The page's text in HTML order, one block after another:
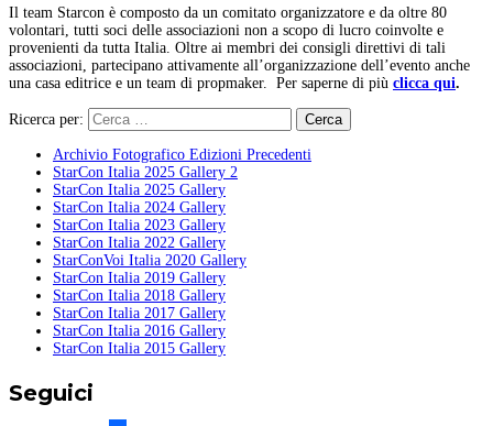
Il team Starcon è composto da un comitato organizzatore e da oltre 80
volontari, tutti soci delle associazioni non a scopo di lucro coinvolte e
provenienti da tutta Italia. Oltre ai membri dei consigli direttivi di tali
associazioni, partecipano attivamente all’organizzazione dell’evento anche
una casa editrice e un team di propmaker. Per saperne di più clicca qui.
Ricerca per:
Archivio Fotografico Edizioni Precedenti
StarCon Italia 2025 Gallery 2
StarCon Italia 2025 Gallery
StarCon Italia 2024 Gallery
StarCon Italia 2023 Gallery
StarCon Italia 2022 Gallery
StarConVoi Italia 2020 Gallery
StarCon Italia 2019 Gallery
StarCon Italia 2018 Gallery
StarCon Italia 2017 Gallery
StarCon Italia 2016 Gallery
StarCon Italia 2015 Gallery
Seguici